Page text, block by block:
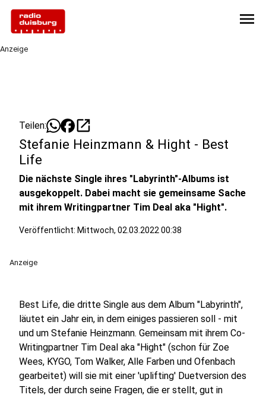
menu
Anzeige
Teilen: open_in_new
Stefanie Heinzmann & Hight - Best
Life
Die nächste Single ihres "Labyrinth"-Albums ist
ausgekoppelt. Dabei macht sie gemeinsame Sache
mit ihrem Writingpartner Tim Deal aka "Hight".
Veröffentlicht: Mittwoch, 02.03.2022 00:38
Anzeige
Best Life, die dritte Single aus dem Album "Labyrinth",
läutet ein Jahr ein, in dem einiges passieren soll - mit
und um Stefanie Heinzmann. Gemeinsam mit ihrem Co-
Writingpartner Tim Deal aka "Hight" (schon für Zoe
Wees, KYGO, Tom Walker, Alle Farben und Ofenbach
gearbeitet) will sie mit einer 'uplifting' Duetversion des
Titels, der durch seine Fragen, die er stellt, gut in